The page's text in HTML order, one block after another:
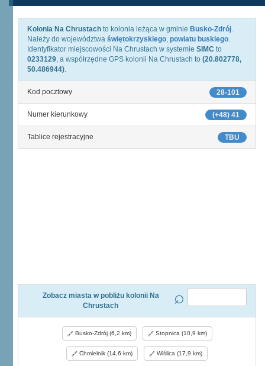
Kolonia Na Chrustach to kolonia leżąca w gminie Busko-Zdrój.
Należy do województwa świętokrzyskiego, powiatu buskiego.
Identyfikator miejscowości Na Chrustach w systemie SIMC to
0233129, a współrzędne GPS kolonii Na Chrustach to (20.802778,
50.486944).
28-101
Kod pocztowy
(+48) 41
Numer kierunkowy
TBU
Tablice rejestracyjne
Zobacz miasta w pobliżu kolonii Na
Chrustach
Busko-Zdrój (6,2 km) Stopnica (10,9 km)
Chmielnik (14,6 km) Wiślica (17,9 km)